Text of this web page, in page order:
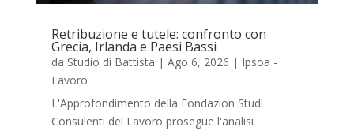
Retribuzione e tutele: confronto con
Grecia, Irlanda e Paesi Bassi
da Studio di Battista | Ago 6, 2026 | Ipsoa -
Lavoro
L'Approfondimento della Fondazion Studi
Consulenti del Lavoro prosegue l'analisi